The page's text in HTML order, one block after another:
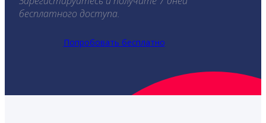
бесплатного доступа.
Попробовать бесплатно